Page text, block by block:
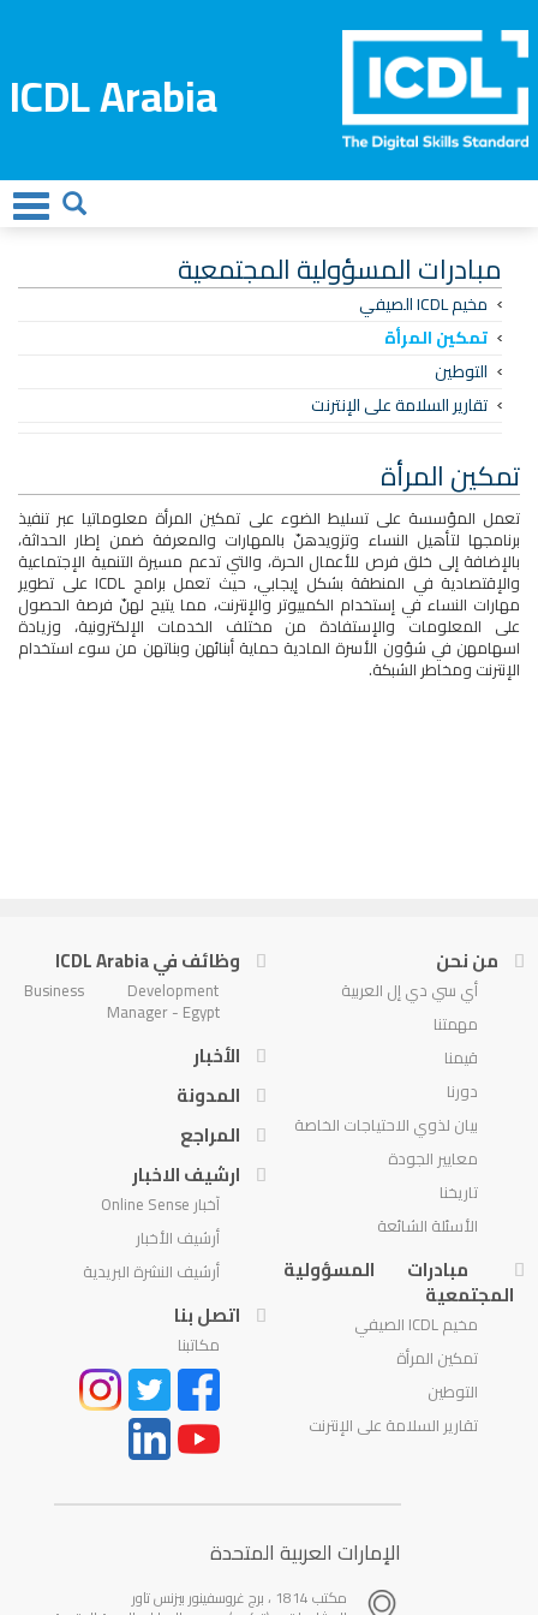
ICDL Arabia
مبادرات المسؤولية المجتمعية
مخيم ICDL الصيفي
تمكين المرأة
التوطين
تقارير السلامة على الإنترنت
تمكين المرأة
تعمل المؤسسة على تسليط الضوء على تمكين المرأة معلوماتيا عبر تنفيذ
برنامجها لتأهيل النساء وتزويدهنّ بالمهارات والمعرفة ضمن إطار الحداثة،
بالإضافة إلى خلق فرص للأعمال الحرة، والتي تدعم مسيرة التنمية الإجتماعية
والإقتصادية في المنطقة بشكل إيجابي، حيث تعمل برامج ICDL على تطوير
مهارات النساء في إستخدام الكمبيوتر والإنترنت، مما يتيح لهنّ فرصة الحصول
على المعلومات والإستفادة من مختلف الخدمات الإلكترونية، وزيادة
اسهامهن في شؤون الأسرة المادية حماية أبنائهن وبناتهن من سوء استخدام
الإنترنت ومخاطر الشبكة.
من نحن
أي سي دي إل العربية
مهمتنا
قيمنا
دورنا
بيان لذوي الاحتياجات الخاصة
معايير الجودة
تاريخنا
الأسئلة الشائعة
مبادرات المسؤولية
المجتمعية
مخيم ICDL الصيفي
تمكين المرأة
التوطين
تقارير السلامة على الإنترنت
وظائف في ICDL Arabia
Business Development
Manager - Egypt
الأخبار
المدونة
المراجع
ارشيف الاخبار
آخبار Online Sense
أرشيف الأخبار
أرشيف النشرة البريدية
اتصل بنا
مكاتبنا
الإمارات العربية المتحدة
مكتب 1814 ، برج غروسفينور بيزنس تاور